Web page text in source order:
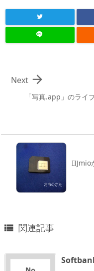
「写真.app」のライ

Next
IIJmio
 関連記事